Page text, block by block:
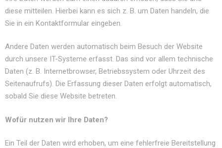
diese mitteilen. Hierbei kann es sich z. B. um Daten handeln, die
Sie in ein Kontaktformular eingeben.
Andere Daten werden automatisch beim Besuch der Website
durch unsere IT-Systeme erfasst. Das sind vor allem technische
Daten (z. B. Internetbrowser, Betriebssystem oder Uhrzeit des
Seitenaufrufs). Die Erfassung dieser Daten erfolgt automatisch,
sobald Sie diese Website betreten.
Wofür nutzen wir Ihre Daten?
Ein Teil der Daten wird erhoben, um eine fehlerfreie Bereitstellung